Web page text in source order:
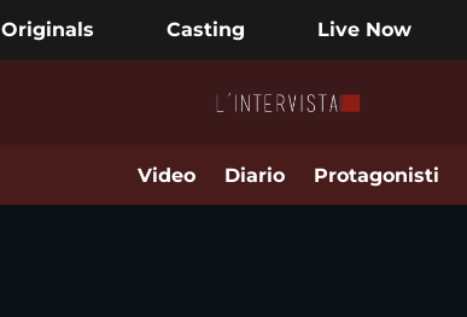
Originals Casting Live Now
Video Diario Protagonisti